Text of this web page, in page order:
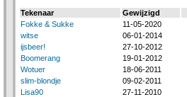
Tekenaar Gewijzigd
Fokke & Sukke
11-05-2020
witse
06-01-2014
ijsbeer!
27-10-2012
Boomerang
19-01-2012
Wotuer
18-06-2011
slim-blondje
09-02-2011
Lisa90
27-11-2010